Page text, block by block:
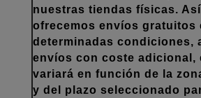
nuestras tiendas físicas.
ofrecemos envíos gratuitos
determinadas condiciones,
envíos con coste adicional,
variará en función de la
y del plazo seleccionado